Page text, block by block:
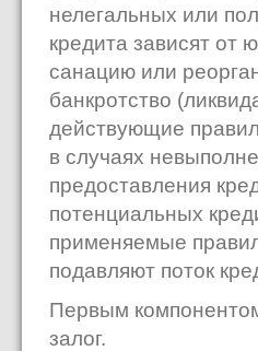
нелегальных или
кредита зависят от
санацию или
банкротство
действующие
в случаях
предоставления
потенциальных
применяемые
подавляют поток
Первым
залог.